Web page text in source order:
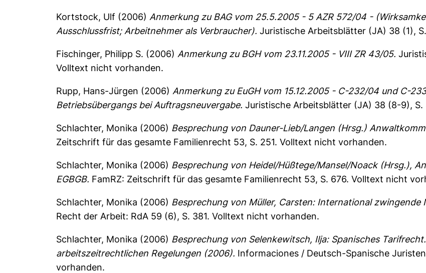
Kortstock, Ulf (2006) Anmerkung zu BAG vom 25.5.2005 - 5 AZR 572/04 -
Ausschlussfrist; Arbeitnehmer als Verbraucher). Juristische Arbeitsblätter (JA) 38 (1),
Fischinger, Philipp S. (2006) Anmerkung zu BGH vom 23.11.2005 - VIII ZR 43/05.
Volltext nicht vorhanden.
Rupp, Hans-Jürgen (2006) Anmerkung zu EuGH vom 15.12.2005 - C-232/04 und C-
Betriebsübergangs bei Auftragsneuvergabe. Juristische Arbeitsblätter (JA) 38 (8-9),
Schlachter, Monika (2006) Besprechung von Dauner-Lieb/Langen (Hrsg.)
Zeitschrift für das gesamte Familienrecht 53, S. 251.Volltext nicht vorhanden.
Schlachter, Monika (2006) Besprechung von Heidel/Hüßtege/Mansel/Noack (Hrsg.),
EGBGB. FamRZ: Zeitschrift für das gesamte Familienrecht 53, S. 676.Volltext nicht
Schlachter, Monika (2006) Besprechung von Müller, Carsten: International
Recht der Arbeit: RdA 59 (6), S. 381.Volltext nicht vorhanden.
Schlachter, Monika (2006) Besprechung von Selenkewitsch, Ilja: Spanisches
arbeitszeitrechtlichen Regelungen (2006). Informaciones / Deutsch-Spanische
vorhanden.